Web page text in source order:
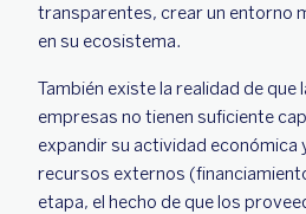
transparentes, crear un entorno
en su ecosistema.
También existe la realidad de que
empresas no tienen suficiente
expandir su actividad económica
recursos externos
etapa, el hecho de que los